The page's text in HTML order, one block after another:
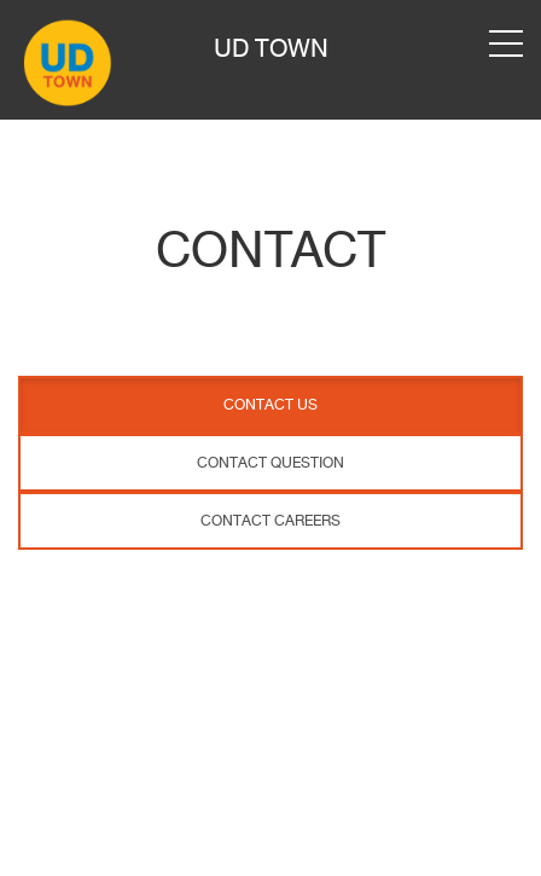
UD TOWN
CONTACT
CONTACT US
CONTACT QUESTION
CONTACT CAREERS